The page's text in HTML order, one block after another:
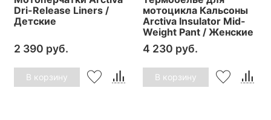
Dri-Release Liners /
Детские
2 390 руб.
В корзину
мотоцикла Кальсоны
Arctiva Insulator Mid-
Weight Pant / Женские
4 230 руб.
В корзину